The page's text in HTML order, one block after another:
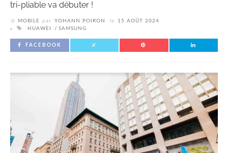
tri-pliable va débuter !
MOBILE par YOHANN POIRON le
15 AOÛT 2024
HUAWEI
SAMSUNG
FACEBOOK